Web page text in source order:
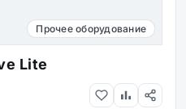
Прочее оборудование
Lite